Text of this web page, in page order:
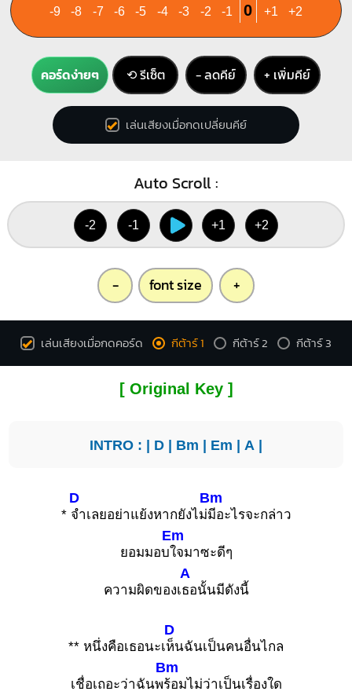
-9 -8 -7 -6 -5 -4 -3 -2 -1 0 +1 +2
คอร์ดง่ายๆ ⟲ รีเซ็ต − ลดคีย์ + เพิ่มคีย์
เล่นเสียงเมื่อกดเปลี่ยนคีย์
Auto Scroll :
-2 -1 +1 +2
- font size +
เล่นเสียงเมื่อกดคอร์ด กีต้าร์ 1 กีต้าร์ 2 กีต้าร์ 3
[ Original Key ]
INTRO : | D | Bm | Em | A |
*
D
จำเลยอย่าแย้งหากยังไม่
Bm
มีอะไรจะกล่าว
ยอมมอบ
Em
ใจมาซะดีๆ
ความผิดของเ
A
ธอนั้นมีดังนี้
** หนึ่งคือเธอนะเ
D
ห็นฉันเป็นคนอื่นไกล
เชื่อเถอะว่าฉันพ
Bm
ร้อมไม่ว่าเป็นเรื่องใด